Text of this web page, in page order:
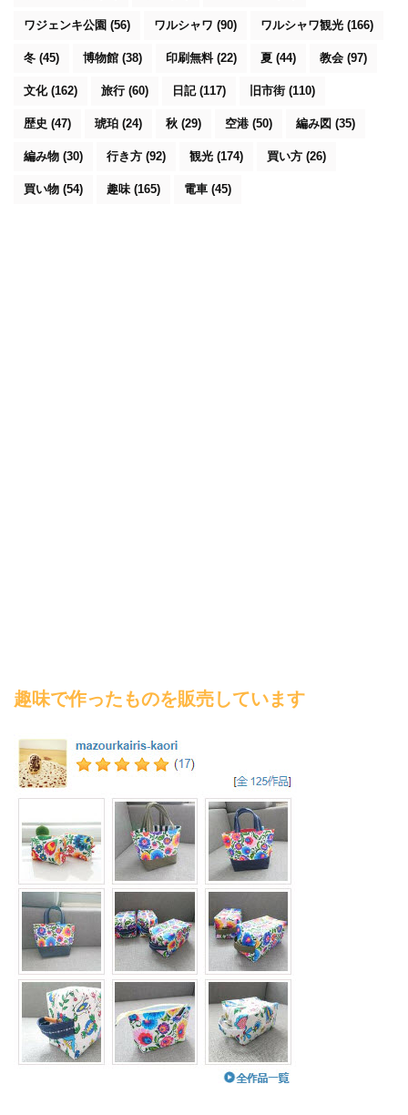
ワジェンキ公園 (56) ワルシャワ (90) ワルシャワ観光 (166)
冬 (45) 博物館 (38) 印刷無料(22) 夏 (44) 教会 (97)
文化(162) 旅行 (60) 日記(117) 旧市街 (110)
歴史 (47) 琥珀 (24) 秋 (29) 空港 (50) 編み図 (35)
編み物 (30) 行き方 (92) 観光 (174) 買い方 (26)
買い物 (54) 趣味 (165) 電車 (45)
趣味で作ったものを販売しています